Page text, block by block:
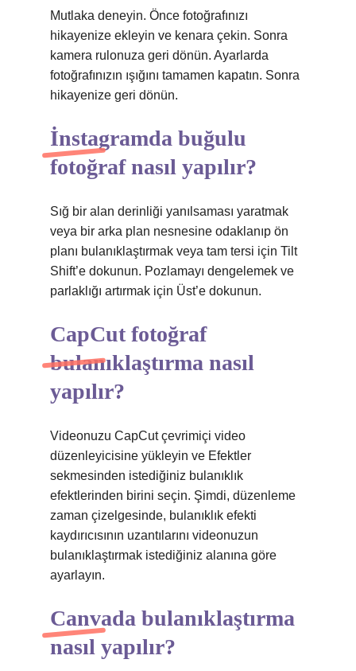
Mutlaka deneyin. Önce fotoğrafınızı
hikayenize ekleyin ve kenara çekin. Sonra
kamera rulonuza geri dönün. Ayarlarda
fotoğrafınızın ışığını tamamen kapatın. Sonra
hikayenize geri dönün.
İnstagramda buğulu
fotoğraf nasıl yapılır?
Sığ bir alan derinliği yanılsaması yaratmak
veya bir arka plan nesnesine odaklanıp ön
planı bulanıklaştırmak veya tam tersi için Tilt
Shift’e dokunun. Pozlamayı dengelemek ve
parlaklığı artırmak için Üst’e dokunun.
CapCut fotoğraf
bulanıklaştırma nasıl
yapılır?
Videonuzu CapCut çevrimiçi video
düzenleyicisine yükleyin ve Efektler
sekmesinden istediğiniz bulanıklık
efektlerinden birini seçin. Şimdi, düzenleme
zaman çizelgesinde, bulanıklık efekti
kaydırıcısının uzantılarını videonuzun
bulanıklaştırmak istediğiniz alanına göre
ayarlayın.
Canvada bulanıklaştırma
nasıl yapılır?